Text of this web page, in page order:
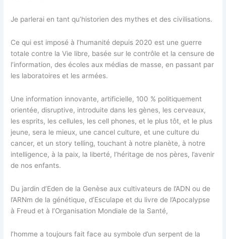
Je parlerai en tant qu’historien des mythes et des civilisations.
Ce qui est imposé à l’humanité depuis 2020 est une guerre
totale contre la Vie libre, basée sur le contrôle et la censure de
l’information, des écoles aux médias de masse, en passant par
les laboratoires et les armées.
Une information innovante, artificielle, 100 % politiquement
orientée, disruptive, introduite dans les gènes, les cerveaux,
les esprits, les cellules, les cell phones, et le plus tôt, et le plus
jeune, sera le mieux, une cancel culture, et une culture du
cancer, et un story telling, touchant à notre planète, à notre
intelligence, à la paix, la liberté, l’héritage de nos pères, l’avenir
de nos enfants.
Du jardin d’Eden de la Genèse aux cultivateurs de l’ADN ou de
l’ARNm de la génétique, d’Esculape et du livre de l’Apocalypse
à Freud et à l’Organisation Mondiale de la Santé,
l’homme a toujours fait face au symbole d’un serpent de la